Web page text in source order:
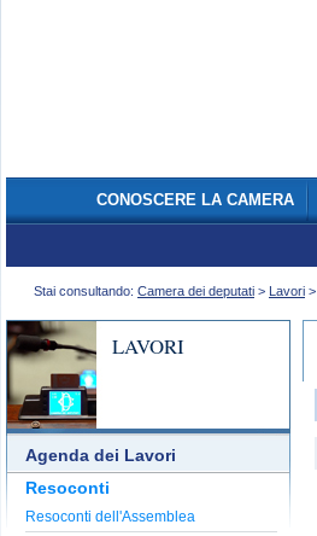
CONOSCERE LA CAMERA
Stai consultando: Camera dei deputati > Lavori >
LAVORI
Agenda dei Lavori
Resoconti
Resoconti dell'Assemblea